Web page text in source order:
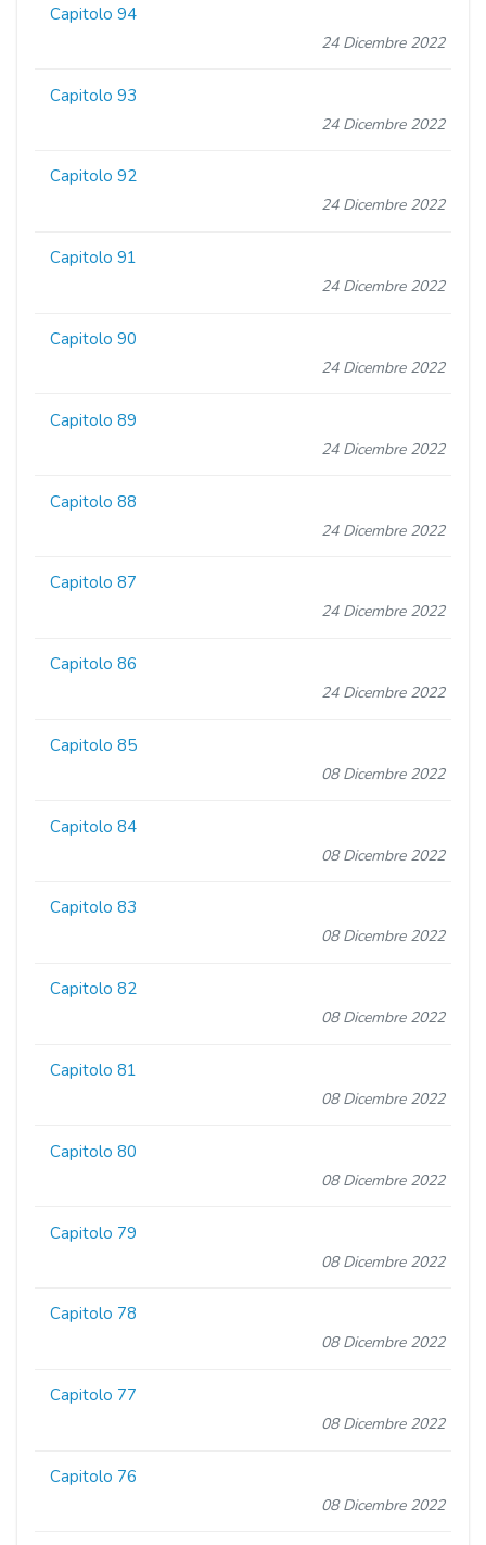
Capitolo 94
24 Dicembre 2022
Capitolo 93
24 Dicembre 2022
Capitolo 92
24 Dicembre 2022
Capitolo 91
24 Dicembre 2022
Capitolo 90
24 Dicembre 2022
Capitolo 89
24 Dicembre 2022
Capitolo 88
24 Dicembre 2022
Capitolo 87
24 Dicembre 2022
Capitolo 86
24 Dicembre 2022
Capitolo 85
08 Dicembre 2022
Capitolo 84
08 Dicembre 2022
Capitolo 83
08 Dicembre 2022
Capitolo 82
08 Dicembre 2022
Capitolo 81
08 Dicembre 2022
Capitolo 80
08 Dicembre 2022
Capitolo 79
08 Dicembre 2022
Capitolo 78
08 Dicembre 2022
Capitolo 77
08 Dicembre 2022
Capitolo 76
08 Dicembre 2022